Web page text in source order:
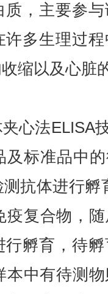
，主要参
多生理过
缩以及心脏
心法ELISA
标准品中
抗体进行孵
复合物，
孵育，待
本中有待测